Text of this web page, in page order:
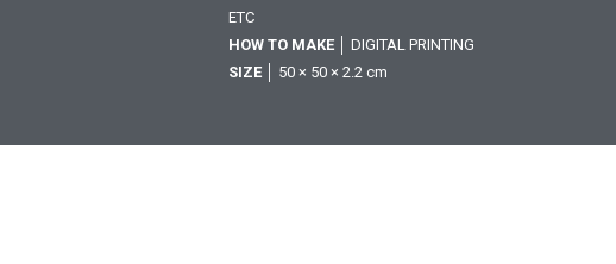
ETC
HOW TO MAKE │ DIGITAL PRINTING
SIZE │ 50 × 50 × 2.2 cm